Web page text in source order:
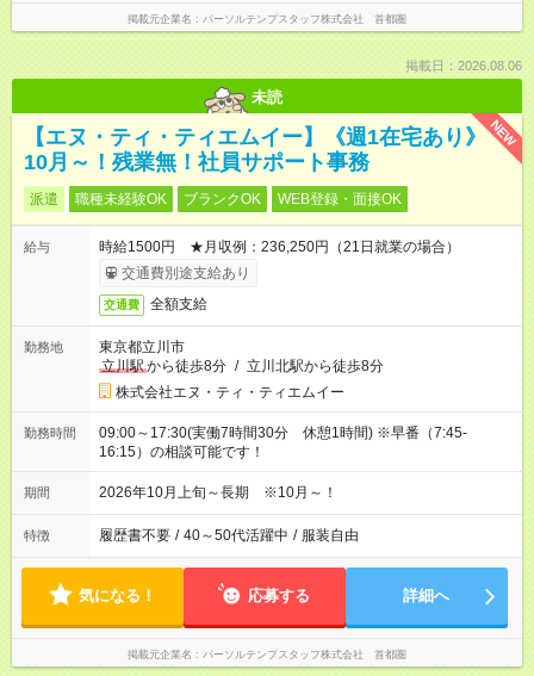
掲載元企業名 パーソルテンプスタッフ株式会社 首都圏
掲載日：2026.08.06
未読
NEW
【エヌ・ティ・ティエムイー】《週1在宅あり》
10月～！残業無！社員サポート事務
派遣 職種未経験OK ブランクOK WEB登録・面接OK
給与
時給1500円 ★月収例：236,250円（21日就業の場合）
交通費別途支給あり
交通費 全額支給
勤務地
東京都立川市
立川駅から徒歩8分 / 立川北駅から徒歩8分
株式会社エヌ・ティ・ティエムイー
勤務時間
09:00～17:30(実働7時間30分 休憩1時間) ※早番（7:45-
16:15）の相談可能です！
期間 2026年10月上旬～長期 ※10月～！
特徴 履歴書不要 / 40～50代活躍中 / 服装自由
気になる！ 応募する 詳細へ
掲載元企業名 パーソルテンプスタッフ株式会社 首都圏